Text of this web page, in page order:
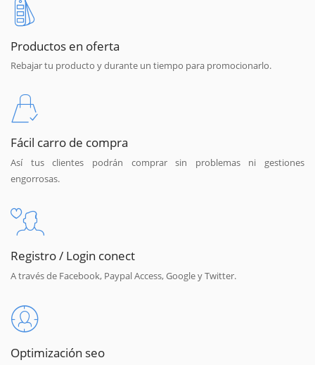
Productos en oferta
Rebajar tu producto y durante un tiempo para promocionarlo.
Fácil carro de compra
Así tus clientes podrán comprar sin problemas ni gestiones
engorrosas.
Registro / Login conect
A través de Facebook, Paypal Access, Google y Twitter.
Optimización seo